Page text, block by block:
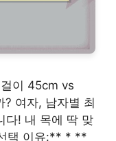
이 45cm vs
여자, 남자별 최
다! 내 목에 딱 맞
택 이유:** * **